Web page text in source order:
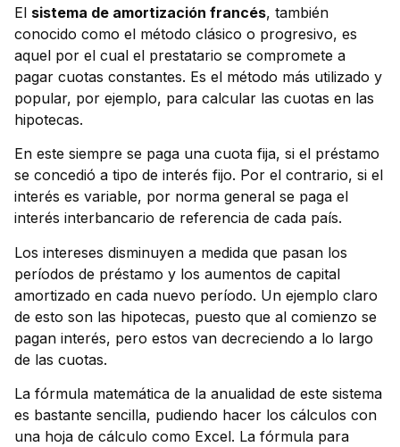
El sistema de amortización francés, también
conocido como el método clásico o progresivo, es
aquel por el cual el prestatario se compromete a
pagar cuotas constantes. Es el método más utilizado y
popular, por ejemplo, para calcular las cuotas en las
hipotecas.
En este siempre se paga una cuota fija, si el préstamo
se concedió a tipo de interés fijo. Por el contrario, si el
interés es variable, por norma general se paga el
interés interbancario de referencia de cada país.
Los intereses disminuyen a medida que pasan los
períodos de préstamo y los aumentos de capital
amortizado en cada nuevo período. Un ejemplo claro
de esto son las hipotecas, puesto que al comienzo se
pagan interés, pero estos van decreciendo a lo largo
de las cuotas.
La fórmula matemática de la anualidad de este sistema
es bastante sencilla, pudiendo hacer los cálculos con
una hoja de cálculo como Excel. La fórmula para